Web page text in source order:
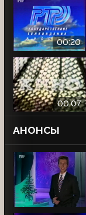
00:20
00:07
АНОНСЫ